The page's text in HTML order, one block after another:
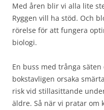
Med åren blir vi alla lite
Ryggen vill ha stöd. Och
rörelse för att fungera
biologi.
En buss med trånga
bokstavligen orsaka
risk vid stillasittande
äldre. Så när vi pratar om